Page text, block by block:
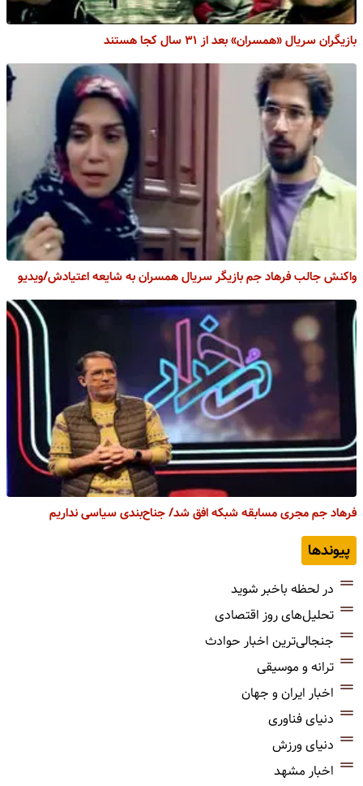
بازیگران سریال «همسران» بعد از ۳۱ سال کجا هستند
واکنش جالب فرهاد جم بازیگر سریال همسران به شایعه اعتیادش/ویدیو
فرهاد جم مجری مسابقه شبکه افق شد/ جناح‌بندی سیاسی نداریم
پیوندها
در لحظه باخبر شوید
تحلیل‌های روز اقتصادی
جنجالی‌ترین اخبار حوادث
ترانه و موسیقی
اخبار ایران و جهان
دنیای فناوری
دنیای ورزش
اخبار مشهد